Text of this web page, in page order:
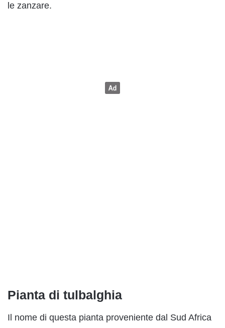
le zanzare.
Pianta di tulbalghia
Il nome di questa pianta proveniente dal Sud Africa